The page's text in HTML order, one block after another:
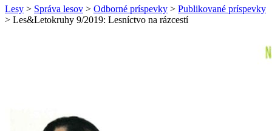
Lesy > Správa lesov > Odborné príspevky > Publikované príspevky
> Les&Letokruhy 9/2019: Lesníctvo na rázcestí